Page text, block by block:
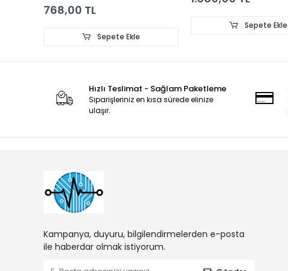
49INCH_PANASONIC_REV0.4
768,00 TL
Sepete Ekle
Sepete Ekle
Hızlı Teslimat - Sağlam Paketleme
Siparişleriniz en kısa sürede elinize
ulaşır.
Kampanya, duyuru, bilgilendirmelerden e-posta
ile haberdar olmak istiyorum.